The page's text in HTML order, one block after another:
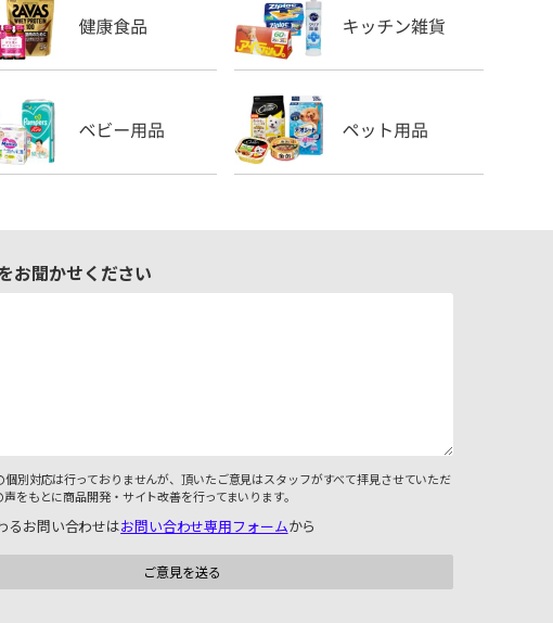
お聞かせください
個別対応は行っておりませんが、頂いたご意見はスタッフがすべて拝見させていただ
をもとに商品開発・サイト改善を行ってまいります。
るお問い合わせはお問い合わせ専用フォームから